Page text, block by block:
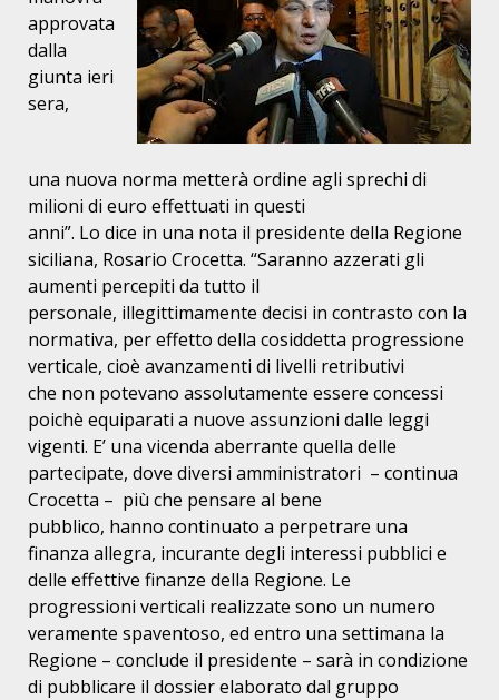
approvata
dalla
giunta ieri
sera,
una nuova norma metterà ordine agli sprechi di
milioni di euro effettuati in questi
anni”. Lo dice in una nota il presidente della Regione
siciliana, Rosario Crocetta. “Saranno azzerati gli
aumenti percepiti da tutto il
personale, illegittimamente decisi in contrasto con la
normativa, per effetto della cosiddetta progressione
verticale, cioè avanzamenti di livelli retributivi
che non potevano assolutamente essere concessi
poichè equiparati a nuove assunzioni dalle leggi
vigenti. E’ una vicenda aberrante quella delle
partecipate, dove diversi amministratori – continua
Crocetta – più che pensare al bene
pubblico, hanno continuato a perpetrare una
finanza allegra, incurante degli interessi pubblici e
delle effettive finanze della Regione. Le
progressioni verticali realizzate sono un numero
veramente spaventoso, ed entro una settimana la
Regione – conclude il presidente – sarà in condizione
di pubblicare il dossier elaborato dal gruppo